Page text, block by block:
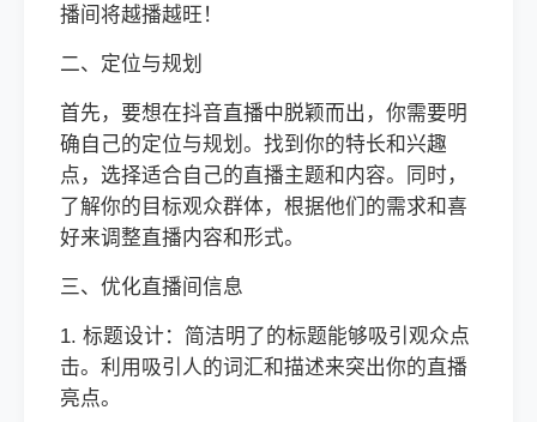
播间将越播越旺！
二、定位与规划
首先，要想在抖音直播中脱颖而出，你需要明
确自己的定位与规划。找到你的特长和兴趣
点，选择适合自己的直播主题和内容。同时，
了解你的目标观众群体，根据他们的需求和喜
好来调整直播内容和形式。
三、优化直播间信息
1. 标题设计：简洁明了的标题能够吸引观众点
击。利用吸引人的词汇和描述来突出你的直播
亮点。